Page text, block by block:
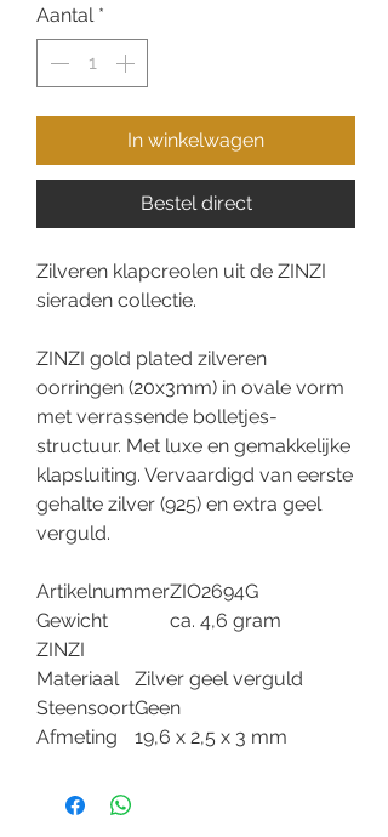
Aantal *
In winkelwagen
Bestel direct
Zilveren klapcreolen uit de ZINZI
sieraden collectie.
ZINZI gold plated zilveren
oorringen (20x3mm) in ovale vorm
met verrassende bolletjes-
structuur. Met luxe en gemakkelijke
klapsluiting. Vervaardigd van eerste
gehalte zilver (925) en extra geel
verguld.
ArtikelnummerZIO2694G
Gewicht
ca. 4,6 gram
ZINZI
Materiaal
Zilver geel verguld
SteensoortGeen
Afmeting
19,6 x 2,5 x 3 mm